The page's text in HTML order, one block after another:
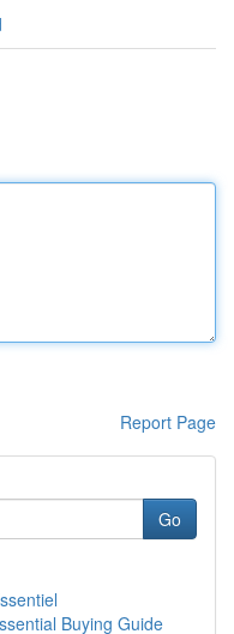
Report Page
Go
Buying Guide